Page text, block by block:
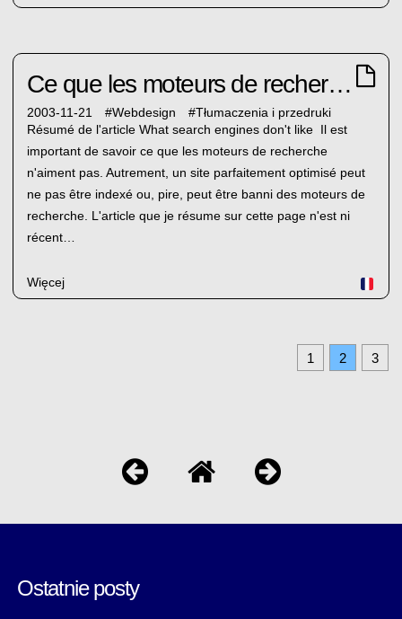
Ce que les moteurs de recherche n'aiment pas
2003-11-21 #Webdesign #Tłumaczenia i przedruki
Résumé de l'article What search engines don't like Il est
important de savoir ce que les moteurs de recherche
n'aiment pas. Autrement, un site parfaitement optimisé peut
ne pas être indexé ou, pire, peut être banni des moteurs de
recherche. L'article que je résume sur cette page n'est ni
récent…
Więcej
1 2 3
Ostatnie posty